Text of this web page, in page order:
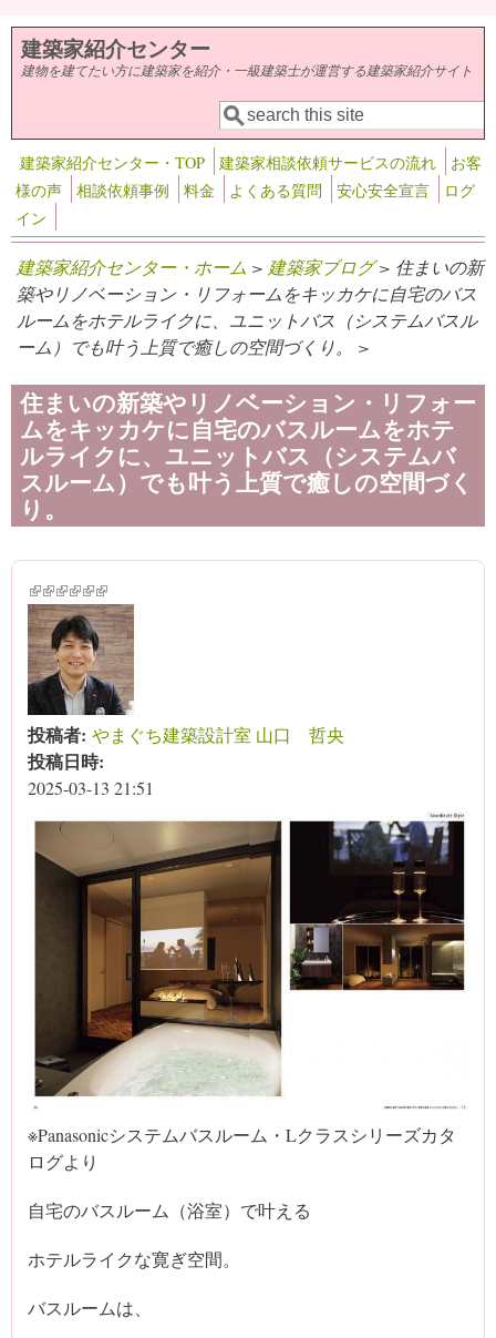
メインコンテンツに移動
建築家紹介センター
建物を建てたい方に建築家を紹介・一級建築士が運営する建築家紹介サイト
検索フォーム
検索
建築家紹介センター・TOP 建築家相談依頼サービスの流れ
お客
様の声
相談依頼事例 料金 よくある質問 安心安全宣言
ログ
イン
建築家紹介センター・ホーム > 建築家ブログ> 住まいの新
築やリノベーション・リフォームをキッカケに自宅のバス
ルームをホテルライクに、ユニットバス（システムバスル
ーム）でも叶う上質で癒しの空間づくり。 >
住まいの新築やリノベーション・リフォー
ムをキッカケに自宅のバスルームをホテ
ルライクに、ユニットバス（システムバ
スルーム）でも叶う上質で癒しの空間づく
り。
(link is external)
(link is external)
(link is external)
(link is external)
(link is external)
(link is external)
投稿者: やまぐち建築設計室 山口 哲央
投稿日時:
2025-03-13 21:51
※Panasonicシステムバスルーム・Lクラスシリーズカタ
ログより
自宅のバスルーム（浴室）で叶える
ホテルライクな寛ぎ空間。
バスルームは、